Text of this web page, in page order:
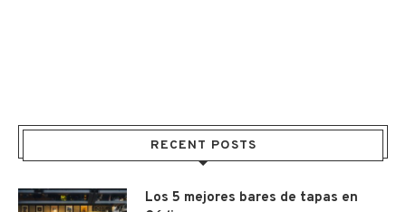
RECENT POSTS
Los 5 mejores bares de tapas en